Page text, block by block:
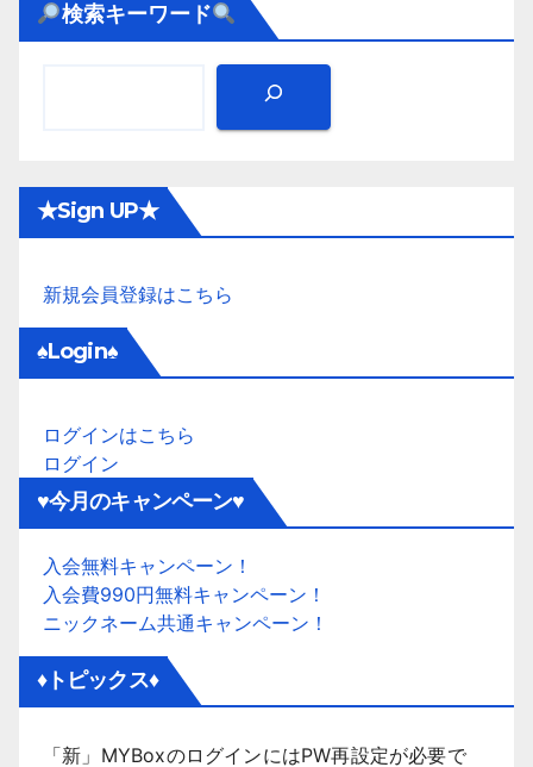
検索キーワード
★Sign UP★
新規会員登録はこちら
♠Login♠
ログインはこちら
ログイン
♥今月のキャンペーン♥
入会無料キャンペーン！
入会費990円無料キャンペーン！
ニックネーム共通キャンペーン！
♦トピックス♦
「新」MYBoxのログインにはPW再設定が必要で